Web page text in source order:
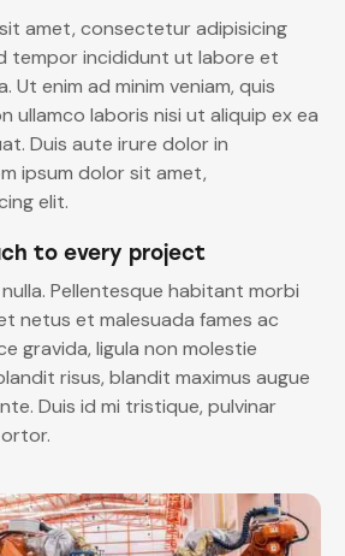
amet, consectetur adipisicing
tempor incididunt ut labore et
Ut enim ad minim veniam, quis
ullamco laboris nisi ut aliquip ex ea
Duis aute irure dolor in
ipsum dolor sit amet,
elit.
to every project
Pellentesque habitant morbi
netus et malesuada fames ac
gravida, ligula non molestie
risus, blandit maximus augue
Duis id mi tristique, pulvinar